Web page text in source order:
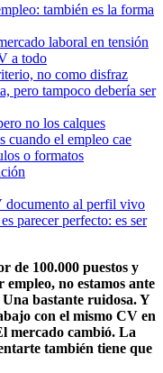
también es la forma
laboral en tensión
a todo
no como disfraz
pero tampoco debería ser
no los calques
cuando el empleo cae
o formatos
documento al perfil vivo
parecer perfecto: es ser
de 100.000 puestos y
no estamos ante
bastante ruidosa. Y
con el mismo CV en
mercado cambió. La
también tiene que